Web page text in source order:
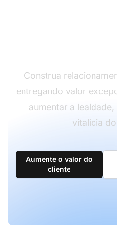
Construa
entregando valor
aumentar a
vitalícia
Aumente o valor do
cliente